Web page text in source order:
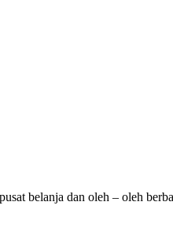
belanja dan oleh – oleh